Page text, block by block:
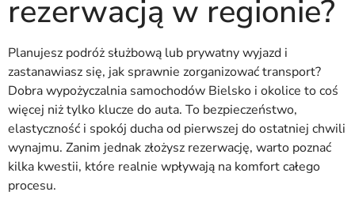
rezerwacją w regionie?
Planujesz podróż służbową lub prywatny wyjazd i
zastanawiasz się, jak sprawnie zorganizować transport?
Dobra wypożyczalnia samochodów Bielsko i okolice to coś
więcej niż tylko klucze do auta. To bezpieczeństwo,
elastyczność i spokój ducha od pierwszej do ostatniej chwili
wynajmu. Zanim jednak złożysz rezerwację, warto poznać
kilka kwestii, które realnie wpływają na komfort całego
procesu.